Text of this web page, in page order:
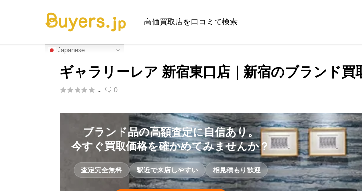
高価買取店を口コミで検索
Japanese
ギャラリーレア 新宿東口店｜新宿のブランド買
 -  0
ブランド品の高額査定に自信あり。
今すぐ買取価格を確かめてみませんか？
査定完全無料 駅近で来店しやすい 相見積もり歓迎